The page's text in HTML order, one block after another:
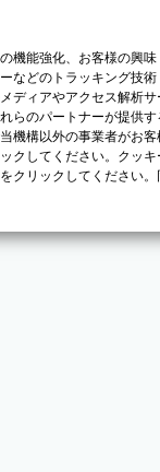
機能強化、お客様の興
などのトラッキング技
ディアやアクセス解析
らのパートナーが提供
機構以外の事業者がお
クしてください。クッ
クリックしてください